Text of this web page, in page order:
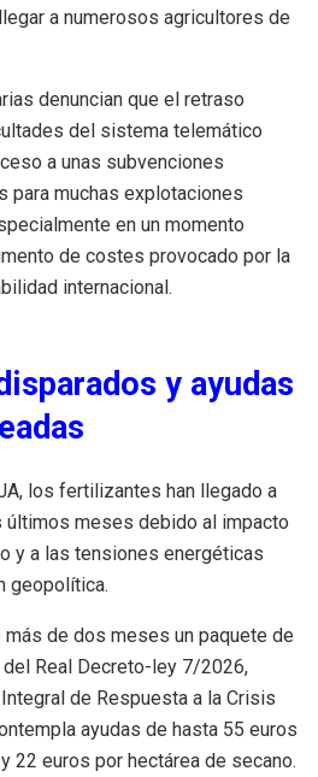
a numerosos agricultores de
denuncian que el retraso
del sistema telemático
a unas subvenciones
para muchas explotaciones
en un momento
de costes provocado por la
internacional.
y ayudas
los fertilizantes han llegado a
últimos meses debido al impacto
y a las tensiones energéticas
geopolítica.
más de dos meses un paquete de
Real Decreto-ley 7/2026,
de Respuesta a la Crisis
ayudas de hasta 55 euros
22 euros por hectárea de secano.